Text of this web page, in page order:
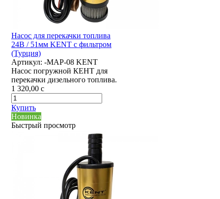
Насос для перекачки топлива
24В / 51мм KENT с фильтром
(Турция)
Артикул: -MAP-08 KENT
Насос погружной КЕНТ для
перекачки дизельного топлива.
1 320,00 c
Купить
Новинка
Быстрый просмотр